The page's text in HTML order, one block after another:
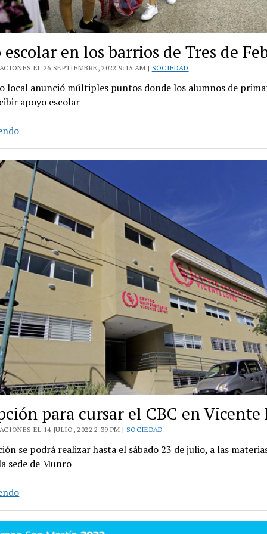
escolar en los barrios de Tres de
EL 26 SEPTIEMBRE, 2022 9:15 AM | SOCIEDAD
local anunció múltiples puntos donde los alumnos de
apoyo escolar
Apoyo
en
los
barrios
de
Tres
de
Febrero
para cursar el CBC en Vicente
EL 14 JULIO, 2022 2:39 PM | SOCIEDAD
se podrá realizar hasta el sábado 23 de julio, a las
sede de Munro
Inscripción
cursar